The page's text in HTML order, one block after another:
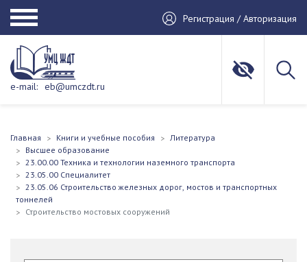
Регистрация / Авторизация
e-mail: eb@umczdt.ru
Главная Книги и учебные пособия
Литература
Высшее образование
23.00.00 Техника и технологии наземного транспорта
23.05.00 Специалитет
23.05.06 Строительство железных дорог, мостов и транспортных
тоннелей
Строительство мостовых сооружений